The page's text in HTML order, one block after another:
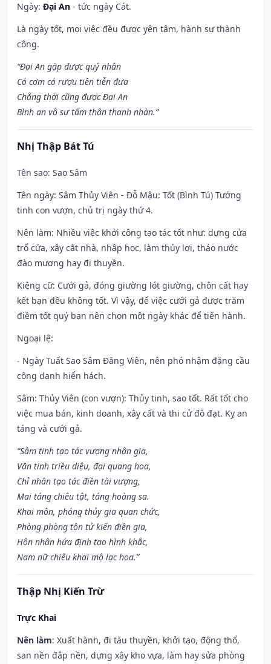
Ngày: Đại An - tức ngày Cát.
Là ngày tốt, mọi việc đều được yên tâm, hành sự thành
công.
“Đại An gặp được quý nhân
Có cơm có rượu tiền tiễn đưa
Chẳng thời cũng được Đại An
Bình an vô sự tấm thân thanh nhàn.”
Nhị Thập Bát Tú
Tên sao: Sao Sâm
Tên ngày: Sâm Thủy Viên - Đỗ Mậu: Tốt (Bình Tú) Tướng
tinh con vượn, chủ trị ngày thứ 4.
Nên làm: Nhiều việc khởi công tạo tác tốt như: dựng cửa
trổ cửa, xây cất nhà, nhập học, làm thủy lợi, tháo nước
đào mương hay đi thuyền.
Kiêng cữ: Cưới gả, đóng giường lót giường, chôn cất hay
kết bạn đều không tốt. Vì vậy, để việc cưới gả được trăm
điềm tốt quý bạn nên chọn một ngày khác để tiến hành.
Ngoại lệ:
- Ngày Tuất Sao Sâm Đăng Viên, nên phó nhậm đặng cầu
công danh hiển hách.
Sâm: Thủy Viên (con vượn): Thủy tinh, sao tốt. Rất tốt cho
việc mua bán, kinh doanh, xây cất và thi cử đỗ đạt. Kỵ an
táng và cưới gả.
“Sâm tinh tạo tác vượng nhân gia,
Văn tinh triều diệu, đại quang hoa,
Chỉ nhân tạo tác điền tài vượng,
Mai táng chiêu tật, táng hoàng sa.
Khai môn, phóng thủy gia quan chức,
Phòng phòng tôn tử kiến điền gia,
Hôn nhân hứa định tao hình khắc,
Nam nữ chiêu khai mộ lạc hoa.”
Thập Nhị Kiến Trừ
Trực Khai
Nên làm: Xuất hành, đi tàu thuyền, khởi tạo, động thổ,
san nền đắp nền, dựng xây kho vựa, làm hay sửa phòng